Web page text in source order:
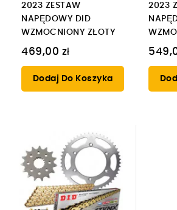
2023 ZESTAW
NAPĘDOWY DID
WZMOCNIONY ZŁOTY
469,00 zł
Dodaj Do Koszyka
2023